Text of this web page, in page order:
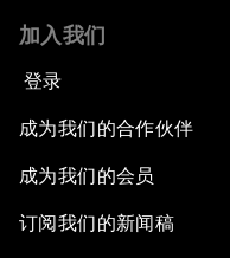
加入我们
登录
成为我们的合作伙伴
成为我们的会员
订阅我们的新闻稿